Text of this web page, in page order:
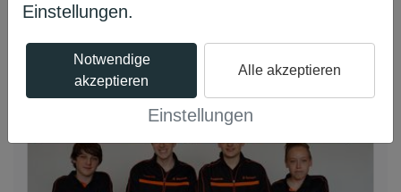
Einstellungen.
Notwendige
akzeptieren
Alle akzeptieren
Einstellungen